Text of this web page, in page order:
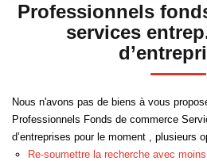
NOTRE
Qui Sommes-
Nous
Nos
Plus de critères
Professionnels
services
Nous n'avons pas de biens à vous
Professionnels Fonds de commerce
d’entreprises pour le moment , plusieurs
Re-soumettre la recherche avec moins